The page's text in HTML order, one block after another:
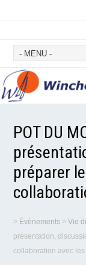
POT DU
préparer
> Évènements >Vie
présentation,
collaboration avec